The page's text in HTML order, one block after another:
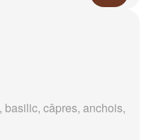
basilic, câpres, anchois,